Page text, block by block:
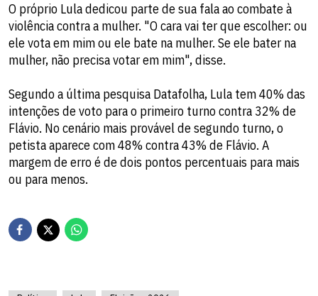
O próprio Lula dedicou parte de sua fala ao combate à
violência contra a mulher. "O cara vai ter que escolher: ou
ele vota em mim ou ele bate na mulher. Se ele bater na
mulher, não precisa votar em mim", disse.
Segundo a última pesquisa Datafolha, Lula tem 40% das
intenções de voto para o primeiro turno contra 32% de
Flávio. No cenário mais provável de segundo turno, o
petista aparece com 48% contra 43% de Flávio. A
margem de erro é de dois pontos percentuais para mais
ou para menos.